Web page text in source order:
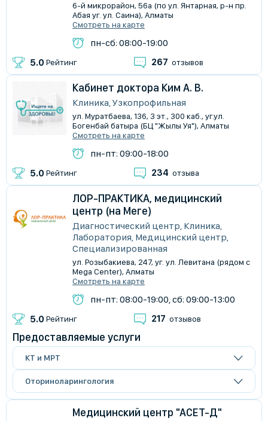
​6-й микрорайон, 56а (по ул. Янтарная, р-н пр.
Абая уг. ул. Саина), Алматы
Смотреть на карте
пн-сб: 08:00-19:00
5.0 Рейтинг 267 отзывов
Кабинет доктора Ким А. В.
Клиника, Узкопрофильная
ул. Муратбаева, 136, 3 эт., 300 каб., уг.ул.
Богенбай батыра (БЦ "Жылы Уя"), Алматы
Смотреть на карте
пн-пт: 09:00-18:00
5.0 Рейтинг 234 отзыва
ЛОР-ПРАКТИКА, медицинский
центр (на Меге)
Диагностический центр, Клиника,
Лаборатория, Медицинский центр,
Специализированная
ул. Розыбакиева, 247, уг. ул. Левитана (рядом с
Mega Center), Алматы
Смотреть на карте
пн-пт: 08:00-19:00, сб: 09:00-13:00
5.0 Рейтинг 217 отзывов
Предоставляемые услуги
КТ и МРТ
Оториноларингология
Медицинский центр "АСЕТ-Д"